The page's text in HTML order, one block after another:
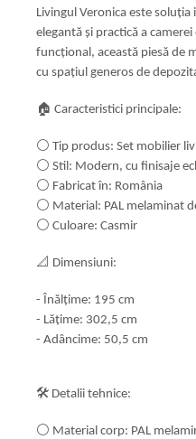
Livingul Veronica este
elegantă și practică a
funcțional, această piesă de
cu spațiul generos de
🏠 Caracteristici principale:
⚪ Tip produs: Set mobilier
⚪ Stil: Modern, cu finisaje
⚪ Fabricat în: România
⚪ Material: PAL melaminat
⚪ Culoare: Casmir
📐 Dimensiuni:
- Înălțime: 195 cm
- Lățime: 302,5 cm
- Adâncime: 50,5 cm
🛠️ Detalii tehnice:
⚪ Material corp: PAL